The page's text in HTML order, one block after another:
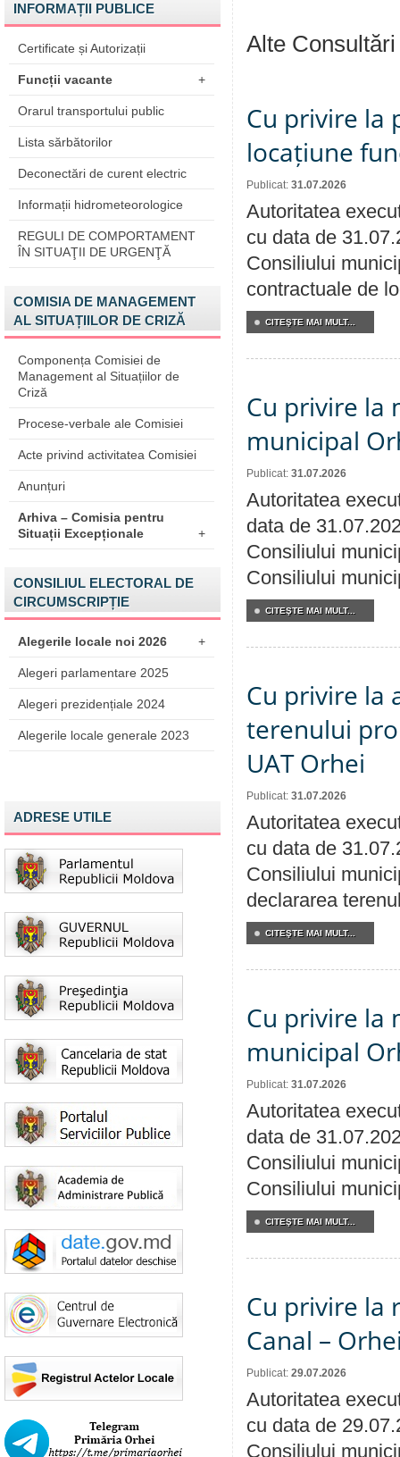
INFORMAȚII PUBLICE
Certificate și Autorizații
Funcții vacante +
Orarul transportului public
Lista sărbătorilor
Deconectări de curent electric
Informații hidrometeorologice
REGULI DE COMPORTAMENT
ÎN SITUAŢII DE URGENŢĂ
COMISIA DE MANAGEMENT
AL SITUAȚIILOR DE CRIZĂ
Componența Comisiei de
Management al Situațiilor de
Criză
Procese-verbale ale Comisiei
Acte privind activitatea Comisiei
Anunțuri
Arhiva – Comisia pentru
Situații Excepționale
+
CONSILIUL ELECTORAL DE
CIRCUMSCRIPȚIE
Alegerile locale noi 2026 +
Alegeri parlamentare 2025
Alegeri prezidențiale 2024
Alegerile locale generale 2023
ADRESE UTILE
Alte
Cu privire la
locațiune
Publicat: 31.07.2026
Autoritatea
cu data de
Consiliului
contractuale de
CITEŞTE MAI MULT...
Cu privire la
municipal
Publicat: 31.07.2026
Autoritatea
data de
Consiliului
Consiliului
CITEŞTE MAI MULT...
Cu privire la
terenului
UAT Orhei
Publicat: 31.07.2026
Autoritatea
cu data de
Consiliului
declararea
CITEŞTE MAI MULT...
Cu privire la
municipal
Publicat: 31.07.2026
Autoritatea
data de
Consiliului
Consiliului
CITEŞTE MAI MULT...
Cu privire la
Canal –
Publicat: 29.07.2026
Autoritatea
cu data de
Consiliului